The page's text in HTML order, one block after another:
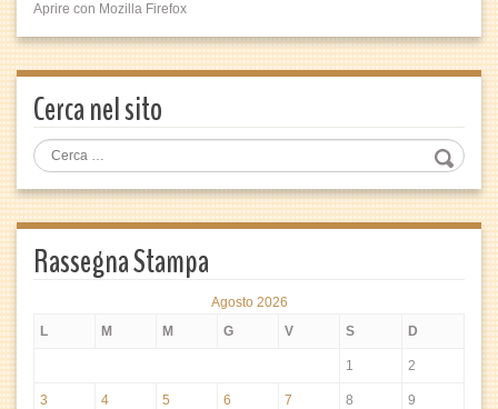
Aprire con Mozilla Firefox
Cerca nel sito
Rassegna Stampa
Agosto 2026
L
M M G V S D
1 2
3 4 5 6 7 8 9